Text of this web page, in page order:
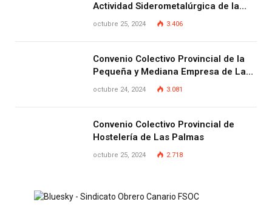
Actividad Siderometalúrgica de la
Provincia de Las Palmas
octubre 25, 2024 3.406
Convenio Colectivo Provincial de la
Pequeña y Mediana Empresa de Las
Palmas.
octubre 24, 2024 3.081
Convenio Colectivo Provincial de
Hostelería de Las Palmas
octubre 25, 2024 2.718